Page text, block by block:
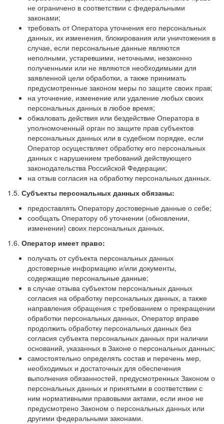
не ограничено в соответствии с федеральными
законами;
требовать от Оператора уточнения его персональных
данных, их изменения, блокирования или уничтожения в
случае, если персональные данные являются
неполными, устаревшими, неточными, незаконно
полученными или не являются необходимыми для
заявленной цели обработки, а также принимать
предусмотренные законом меры по защите своих прав;
на уточнение, изменение или удаление любых своих
персональных данных в любое время;
обжаловать действия или бездействие Оператора в
уполномоченный орган по защите прав субъектов
персональных данных или в судебном порядке, если
Оператор осуществляет обработку его персональных
данных с нарушением требований действующего
законодательства Российской Федерации;
на отзыв согласия на обработку персональных данных.
1.5. Субъекты персональных данных обязаны:
предоставлять Оператору достоверные данные о себе;
сообщать Оператору об уточнении (обновлении,
изменении) своих персональных данных.
1.6. Оператор имеет право:
получать от субъекта персональных данных
достоверные информацию и/или документы,
содержащие персональные данные;
в случае отзыва субъектом персональных данных
согласия на обработку персональных данных, а также
направления обращения с требованием о прекращении
обработки персональных данных, Оператор вправе
продолжить обработку персональных данных без
согласия субъекта персональных данных при наличии
оснований, указанных в Законе о персональных данных;
самостоятельно определять состав и перечень мер,
необходимых и достаточных для обеспечения
выполнения обязанностей, предусмотренных Законом о
персональных данных и принятыми в соответствии с
ним нормативными правовыми актами, если иное не
предусмотрено Законом о персональных данных или
другими федеральными законами.